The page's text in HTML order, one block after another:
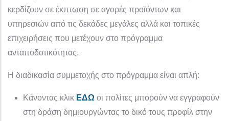
κερδίζουν σε έκπτωση σε αγορές προϊόντων και
υπηρεσιών από τις δεκάδες μεγάλες αλλά και τοπικές
επιχειρήσεις που μετέχουν στο πρόγραμμα
ανταποδοτικότητας.
Η διαδικασία συμμετοχής στο πρόγραμμα είναι απλή:
Κάνοντας κλικ ΕΔΩ οι πολίτες μπορούν να εγγραφούν
στη δράση δημιουργώντας το δικό τους προφίλ στην